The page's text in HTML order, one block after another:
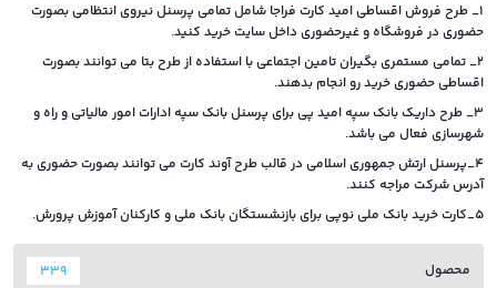
1_ طرح فروش اقساطی امید کارت فراجا شامل تمامی پرسنل نیروی انتظامی بصورت
حضوری در فروشگاه و غیرحضوری داخل سایت خرید کنید.
2_ تمامی مستمری بگیران تامین اجتماعی با استفاده از طرح بتا می توانند بصورت
اقساطی حضوری خرید رو انجام بدهند.
3_ طرح داریک بانک سپه امید پی برای پرسنل بانک سپه ادارات امور مالیاتی و راه و
شهرسازی فعال می باشد.
4_پرسنل ارتش جمهوری اسلامی در قالب طرح آوند کارت می توانند بصورت حضوری به
آدرس شرکت مراجه کنند.
5_کارت خرید بانک ملی نوپی برای بازنشستگان بانک ملی و کارکنان آموزش پرورش.
339 محصول